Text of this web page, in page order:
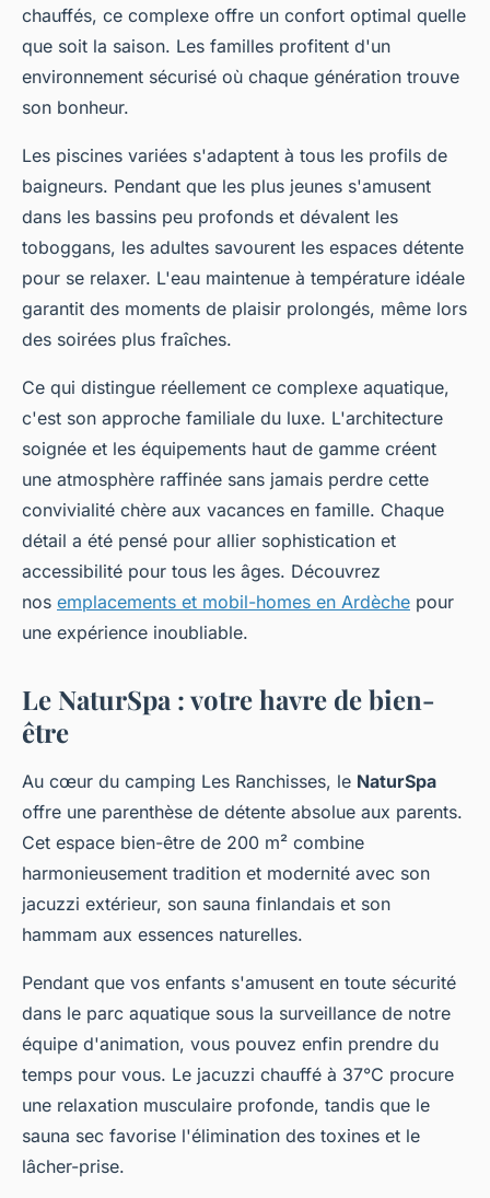
chauffés, ce complexe offre un confort optimal quelle
que soit la saison. Les familles profitent d'un
environnement sécurisé où chaque génération trouve
son bonheur.
Les piscines variées s'adaptent à tous les profils de
baigneurs. Pendant que les plus jeunes s'amusent
dans les bassins peu profonds et dévalent les
toboggans, les adultes savourent les espaces détente
pour se relaxer. L'eau maintenue à température idéale
garantit des moments de plaisir prolongés, même lors
des soirées plus fraîches.
Ce qui distingue réellement ce complexe aquatique,
c'est son approche familiale du luxe. L'architecture
soignée et les équipements haut de gamme créent
une atmosphère raffinée sans jamais perdre cette
convivialité chère aux vacances en famille. Chaque
détail a été pensé pour allier sophistication et
accessibilité pour tous les âges. Découvrez
nos emplacements et mobil-homes en Ardèche pour
une expérience inoubliable.
Le NaturSpa : votre havre de bien-
être
Au cœur du camping Les Ranchisses, le NaturSpa
offre une parenthèse de détente absolue aux parents.
Cet espace bien-être de 200 m² combine
harmonieusement tradition et modernité avec son
jacuzzi extérieur, son sauna finlandais et son
hammam aux essences naturelles.
Pendant que vos enfants s'amusent en toute sécurité
dans le parc aquatique sous la surveillance de notre
équipe d'animation, vous pouvez enfin prendre du
temps pour vous. Le jacuzzi chauffé à 37°C procure
une relaxation musculaire profonde, tandis que le
sauna sec favorise l'élimination des toxines et le
lâcher-prise.